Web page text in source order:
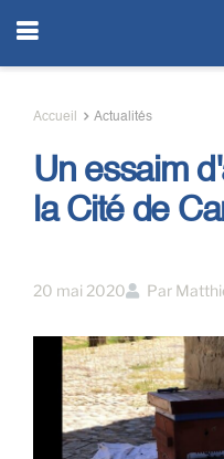
Accueil Actualités
Un essaim
la Cité de
20 mai 2020 Par